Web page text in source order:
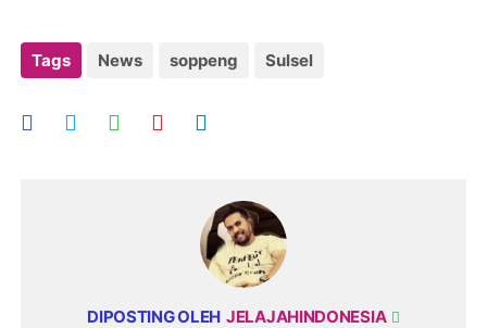
Tags News soppeng Sulsel
DIPOSTING OLEH JELAJAHINDONESIA